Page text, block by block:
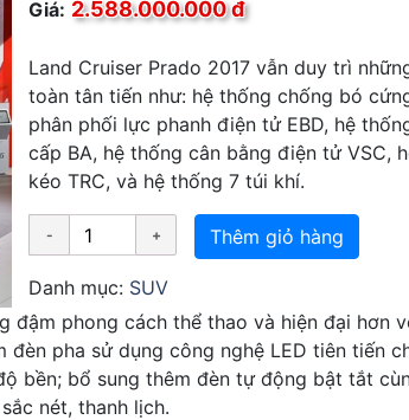
Giá: 2.588.000.000 đ
Land Cruiser Prado 2017 vẫn duy trì
toàn tân tiến như: hệ thống chống bó
phân phối lực phanh điện tử EBD, hệ
cấp BA, hệ thống cân bằng điện tử VSC,
kéo TRC, và hệ thống 7 túi khí.
Thêm giỏ hàng
Danh mục: SUV
đậm phong cách thể thao và hiện đại hơn
đèn pha sử dụng công nghệ LED tiên tiến
bền; bổ sung thêm đèn tự động bật tắt
nét, thanh lịch.